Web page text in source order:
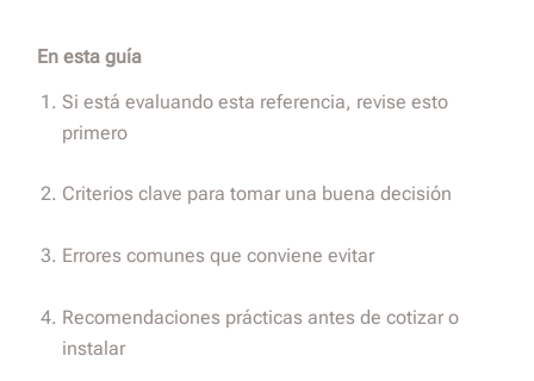
En esta guía
Si está evaluando esta referencia, revise esto
primero
Criterios clave para tomar una buena decisión
Errores comunes que conviene evitar
Recomendaciones prácticas antes de cotizar o
instalar